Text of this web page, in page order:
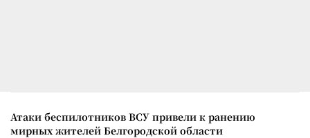
Атаки беспилотников ВСУ привели к ранению
мирных жителей Белгородской области